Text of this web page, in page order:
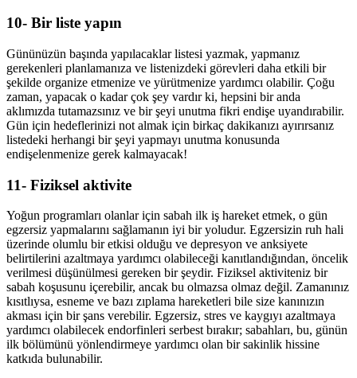
10- Bir liste yapın
Gününüzün başında yapılacaklar listesi yazmak, yapmanız
gerekenleri planlamanıza ve listenizdeki görevleri daha etkili bir
şekilde organize etmenize ve yürütmenize yardımcı olabilir. Çoğu
zaman, yapacak o kadar çok şey vardır ki, hepsini bir anda
aklımızda tutamazsınız ve bir şeyi unutma fikri endişe uyandırabilir.
Gün için hedeflerinizi not almak için birkaç dakikanızı ayırırsanız
listedeki herhangi bir şeyi yapmayı unutma konusunda
endişelenmenize gerek kalmayacak!
11- Fiziksel aktivite
Yoğun programları olanlar için sabah ilk iş hareket etmek, o gün
egzersiz yapmalarını sağlamanın iyi bir yoludur. Egzersizin ruh hali
üzerinde olumlu bir etkisi olduğu ve depresyon ve anksiyete
belirtilerini azaltmaya yardımcı olabileceği kanıtlandığından, öncelik
verilmesi düşünülmesi gereken bir şeydir. Fiziksel aktiviteniz bir
sabah koşusunu içerebilir, ancak bu olmazsa olmaz değil. Zamanınız
kısıtlıysa, esneme ve bazı zıplama hareketleri bile size kanınızın
akması için bir şans verebilir. Egzersiz, stres ve kaygıyı azaltmaya
yardımcı olabilecek endorfinleri serbest bırakır; sabahları, bu, günün
ilk bölümünü yönlendirmeye yardımcı olan bir sakinlik hissine
katkıda bulunabilir.